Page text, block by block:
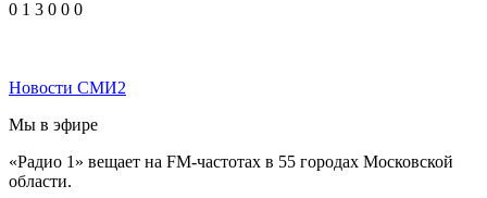
0 1 3 0 0 0
Новости СМИ2
Мы в эфире
«Радио 1» вещает на FM-частотах в 55 городах Московской
области.